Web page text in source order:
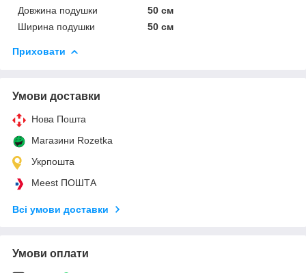
Довжина подушки
50 см
Ширина подушки
50 см
Приховати
Умови доставки
Нова Пошта
Магазини Rozetka
Укрпошта
Meest ПОШТА
Всі умови доставки
Умови оплати